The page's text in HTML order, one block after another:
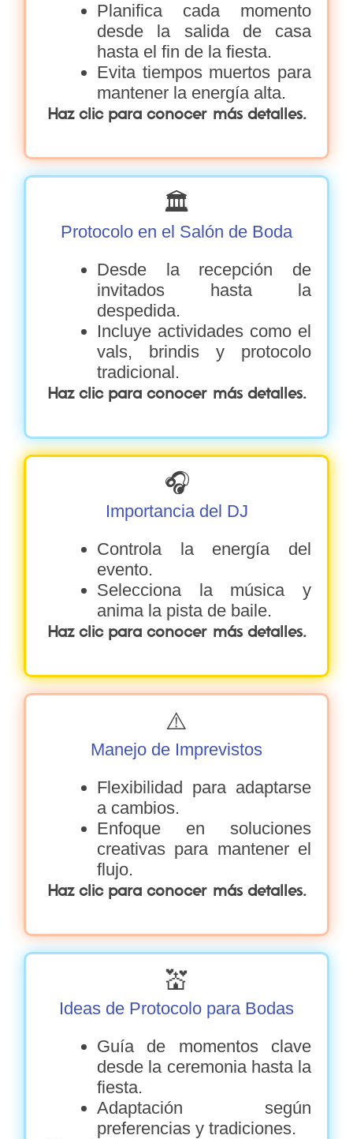
Planifica cada momento
desde la salida de casa
hasta el fin de la fiesta.
Evita tiempos muertos para
mantener la energía alta.
Haz clic para conocer más detalles.
🏛️
Protocolo en el Salón de Boda
Desde la recepción de
invitados hasta la
despedida.
Incluye actividades como el
vals, brindis y protocolo
tradicional.
Haz clic para conocer más detalles.
🎧
Importancia del DJ
Controla la energía del
evento.
Selecciona la música y
anima la pista de baile.
Haz clic para conocer más detalles.
⚠️
Manejo de Imprevistos
Flexibilidad para adaptarse
a cambios.
Enfoque en soluciones
creativas para mantener el
flujo.
Haz clic para conocer más detalles.
💒
Ideas de Protocolo para Bodas
Guía de momentos clave
desde la ceremonia hasta la
fiesta.
Adaptación según
preferencias y tradiciones.